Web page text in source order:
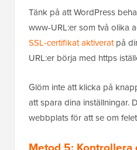
Tänk på att WordPress
www-URL:er som två olika
SSL-certifikat aktiveratpå
URL:er börja med https
Glöm inte att klicka på
att spara dina inställningar.
webbplats för att se om